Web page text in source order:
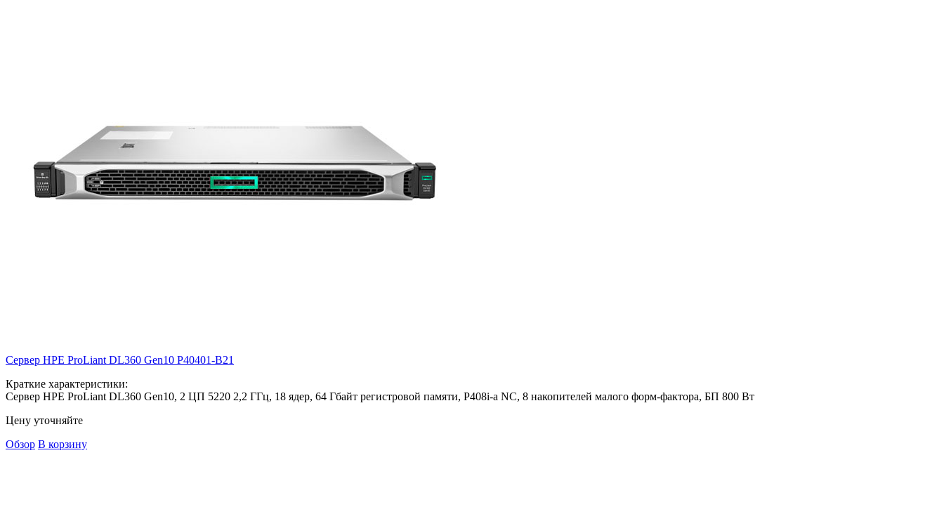
Сервер HPE ProLiant DL360 Gen10 P40401-B21
Краткие характеристики:
Сервер HPE ProLiant DL360 Gen10, 2 ЦП 5220 2,2 ГГц, 18 ядер, 64 Гбайт регистровой памяти, P408i-a NC, 8 накопителей малого форм-фактора, БП 800 Вт
Цену уточняйте
Обзор В корзину